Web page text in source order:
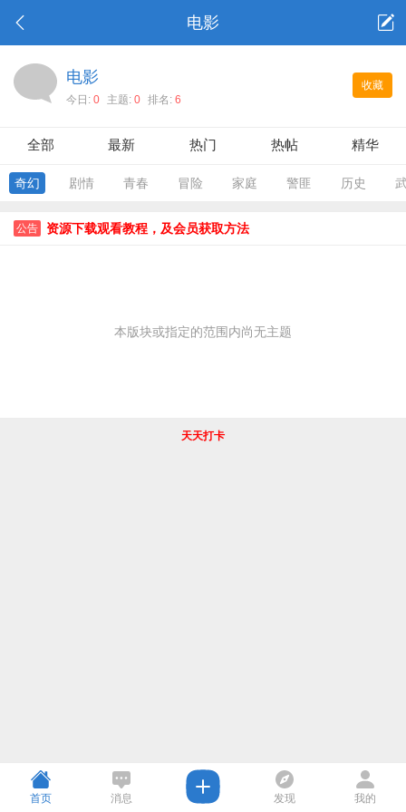
电影
收藏
电影
今日: 0 主题: 0 排名: 6
全部 最新 热门 热帖 精华
奇幻 剧情 青春 冒险 家庭 警匪 历史
公告 资源下载观看教程，及会员获取方法
本版块或指定的范围内尚无主题
天天打卡
首页 消息 发现 我的